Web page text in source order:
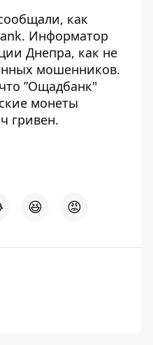
как
Информатор
Днепра, как не
мошенников.
”Ощадбанк"
монеты
гривен.
😆 😡